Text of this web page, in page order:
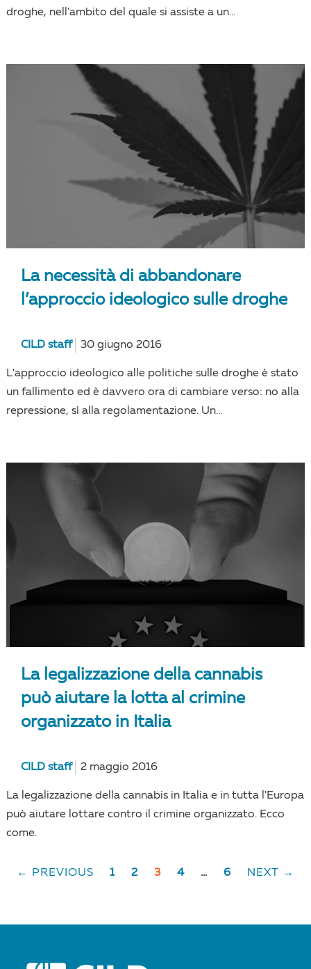
droghe, nell'ambito del quale si assiste a un...
La necessità di abbandonare
l’approccio ideologico sulle droghe
CILD staff 30 giugno 2016
L'approccio ideologico alle politiche sulle droghe è stato
un fallimento ed è davvero ora di cambiare verso: no alla
repressione, sì alla regolamentazione. Un...
La legalizzazione della cannabis
può aiutare la lotta al crimine
organizzato in Italia
CILD staff 2 maggio 2016
La legalizzazione della cannabis in Italia e in tutta l'Europa
può aiutare lottare contro il crimine organizzato. Ecco
come.
← PREVIOUS 1 2 3 4 … 6 NEXT →